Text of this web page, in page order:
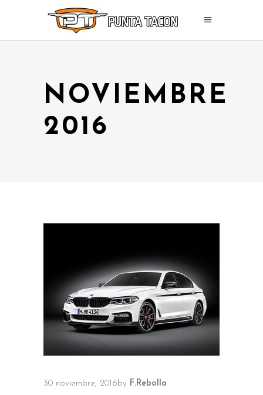
NOVIEMBRE
2016
30 noviembre, 2016by F.Rebollo